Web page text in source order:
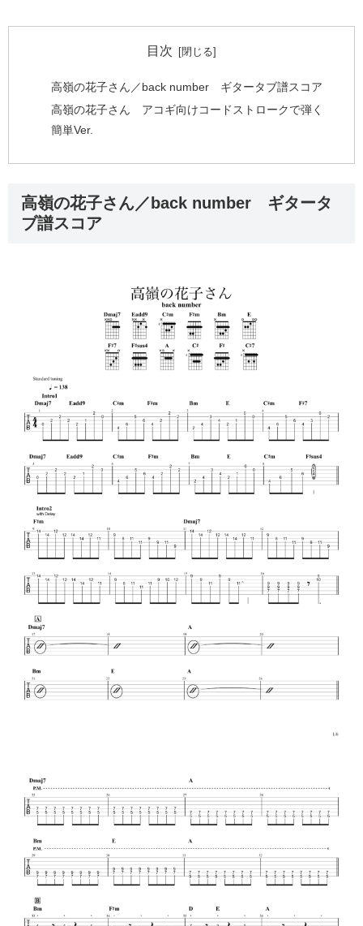
目次
高嶺の花子さん／back number ギタータブ譜スコア
高嶺の花子さん アコギ向けコードストロークで弾く
簡単Ver.
高嶺の花子さん／back number ギタータ
ブ譜スコア